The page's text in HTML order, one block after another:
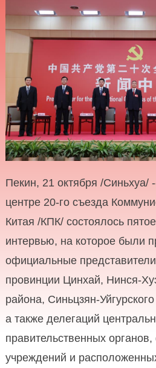
Пекин, 21 октября /Синьхуа/
центре 20-го съезда
Китая /КПК/ состоялось
интервью, на которое были
официальные
провинции Цинхай, Нинся-
района, Синьцзян-
а также делегаций
правительственных
учреждений и